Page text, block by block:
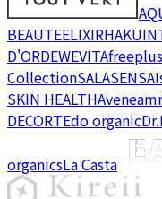
BEAUTEELIXIRHAKU
D'ORDEWEVITAfreeplus
CollectionSALASENSAI
SKIN HEALTHAvene
DECORTEdo organic
organicsLa Casta